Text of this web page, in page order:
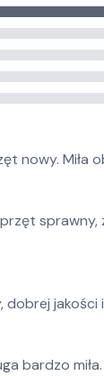
nowy. Miła
sprawny,
dobrej jakości
bardzo